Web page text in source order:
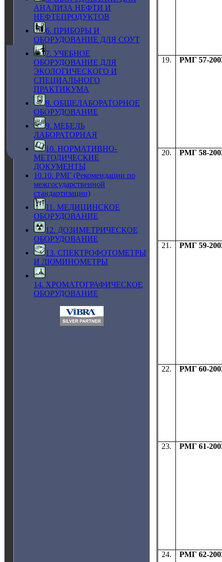
АНАЛИЗА НЕФТИ И
НЕФТЕПРОДУКТОВ
6. ПРИБОРЫ И
ОБОРУДОВАНИЕ ДЛЯ СОУТ
7. УЧЕБНОЕ
ОБОРУДОВАНИЕ ДЛЯ
ЭКОЛОГИЧЕСКОГО И
СПЕЦИАЛЬНОГО
ПРАКТИКУМА
8. ОБЩЕЛАБОРАТОРНОЕ
ОБОРУДОВАНИЕ
9. МЕБЕЛЬ
ЛАБОРАТОРНАЯ
10. НОРМАТИВНО-
МЕТОДИЧЕСКИЕ
ДОКУМЕНТЫ
10.10. РМГ (Рекомендации по
межгосударственной
стандартизации)
11. МЕДИЦИНСКОЕ
ОБОРУДОВАНИЕ
12. ДОЗИМЕТРИЧЕСКОЕ
ОБОРУДОВАНИЕ
13. СПЕКТРОФОТОМЕТРЫ
И ЛЮМИНОМЕТРЫ
14. ХРОМАТОГРАФИЧЕСКОЕ
ОБОРУДОВАНИЕ
19. РМГ 57-
20. РМГ 58-
21. РМГ 59-
22. РМГ 60-
23. РМГ 61-
24. РМГ 62-